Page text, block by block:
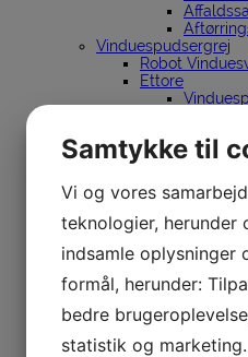
Vinduespudsergrej
Robot
Ettore
Lewi
Skafter
Holdere
InDoor
Sörbo
Holdere
Unger
Samtykke til
Vi og vores
teknologier, herunder
indsamle oplysninger
formål, herunder:
bedre
statistik og